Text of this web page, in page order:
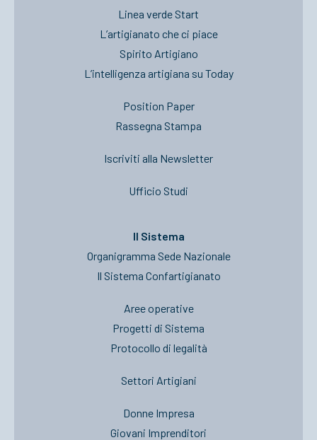
Linea verde Start
L’artigianato che ci piace
Spirito Artigiano
L’intelligenza artigiana su Today
Position Paper
Rassegna Stampa
Iscriviti alla Newsletter
Ufficio Studi
Il Sistema
Organigramma Sede Nazionale
Il Sistema Confartigianato
Aree operative
Progetti di Sistema
Protocollo di legalità
Settori Artigiani
Donne Impresa
Giovani Imprenditori